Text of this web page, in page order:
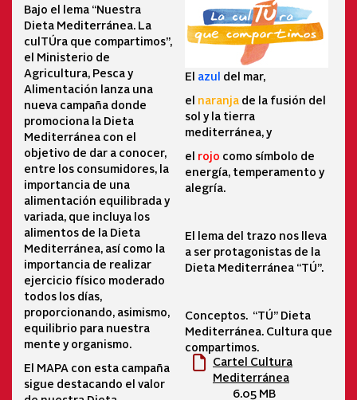
Bajo el lema “Nuestra
Dieta Mediterránea. La
culTÚra que compartimos”,
el Ministerio de
Agricultura, Pesca y
Alimentación lanza una
nueva campaña donde
promociona la Dieta
Mediterránea con el
objetivo de dar a conocer,
entre los consumidores, la
importancia de una
alimentación equilibrada y
variada, que incluya los
alimentos de la Dieta
Mediterránea, así como la
importancia de realizar
ejercicio físico moderado
todos los días,
proporcionando, asimismo,
equilibrio para nuestra
mente y organismo.
El MAPA con esta campaña
sigue destacando el valor
El azul del mar,
el naranja de la fusión del
sol y la tierra
mediterránea, y
el rojo como símbolo de
energía, temperamento y
alegría.
El lema del trazo nos lleva
a ser protagonistas de la
Dieta Mediterránea “TÚ”.
Conceptos. “TÚ” Dieta
Mediterránea. Cultura que
compartimos.
Cartel Cultura
Mediterránea
6.05 MB